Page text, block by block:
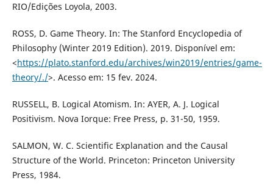
RIO/Edições Loyola, 2003.
ROSS, D. Game Theory. In: The Stanford Encyclopedia of
Philosophy (Winter 2019 Edition). 2019. Disponível em:
<https://plato.stanford.edu/archives/win2019/entries/game-
theory/./>. Acesso em: 15 fev. 2024.
RUSSELL, B. Logical Atomism. In: AYER, A. J. Logical
Positivism. Nova Iorque: Free Press, p. 31-50, 1959.
SALMON, W. C. Scientific Explanation and the Causal
Structure of the World. Princeton: Princeton University
Press, 1984.